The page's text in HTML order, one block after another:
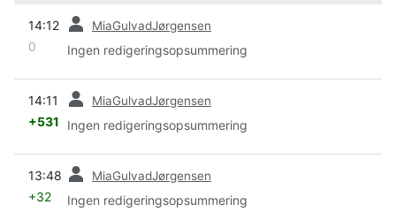
14:12 MiaGulvadJørgensen
0 Ingen redigeringsopsummering
14:11 MiaGulvadJørgensen
+531 Ingen redigeringsopsummering
13:48 MiaGulvadJørgensen
+32 Ingen redigeringsopsummering